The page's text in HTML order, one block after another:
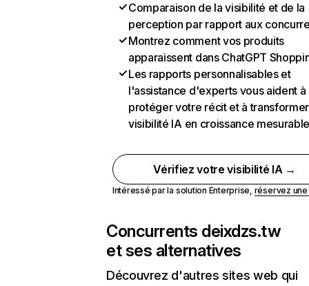
Comparaison de la visibilité et de la
perception par rapport aux
Montrez comment vos produits
apparaissent dans ChatGPT
Les rapports personnalisables et
l'assistance d'experts vous aident à
protéger votre récit et à
visibilité IA en croissance
Vérifiez votre visibilité IA →
Intéressé par la solution Enterprise, réservez
Concurrents deixdzs.tw
et ses alternatives
Découvrez d'autres sites web qui